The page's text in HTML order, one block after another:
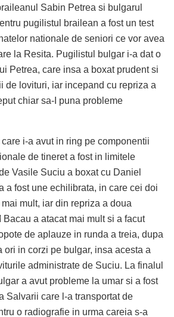
Sabin Petrea si bulgarul
pugilistul brailean a fost un test
nationale de seniori ce vor avea
la Resita. Pugilistul bulgar i-a dat o
Petrea, care insa a boxat prudent si
de lovituri, iar incepand cu repriza a
chiar sa-I puna probleme
i-a avut in ring pe componentii
de tineret a fost in limitele
Vasile Suciu a boxat cu Daniel
a fost une echilibrata, in care cei doi
mult, iar din repriza a doua
a atacat mai mult si a facut
de aplauze in runda a treia, dupa
ori in corzi pe bulgar, insa acesta a
administrate de Suciu. La finalul
a avut probleme la umar si a fost
Salvarii care l-a transportat de
o radiografie in urma careia s-a